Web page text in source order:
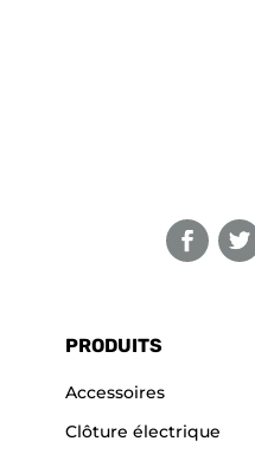
PRODUITS
Accessoires
Clôture électrique